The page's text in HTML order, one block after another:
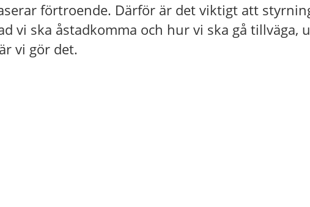
förtroende. Därför är det viktigt att
vi ska åstadkomma och hur vi ska gå tillväga,
vi gör det.